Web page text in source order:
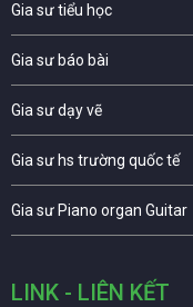
Gia sư tiểu học
Gia sư báo bài
Gia sư dạy vẽ
Gia sư hs trường quốc tế
Gia sư Piano organ Guitar
LINK - LIÊN KẾT